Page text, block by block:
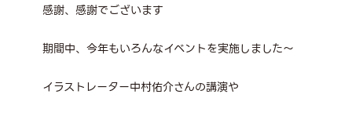
感謝、感謝でございます
期間中、今年もいろんなイベントを実施しました～
イラストレーター中村佑介さんの講演や